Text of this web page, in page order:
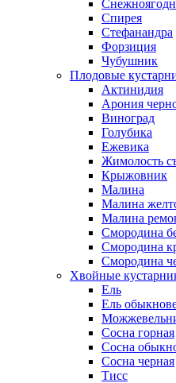
Спирея
Стефанандра
Форзиция
Чубушник
Плодовые
Актинидия
Арония
Виноград
Голубика
Ежевика
Жимолость
Крыжовник
Малина
Малина
Малина
Смородина
Смородина
Смородина
Хвойные
Ель
Ель
Сосна горная
Сосна
Сосна черная
Тисс